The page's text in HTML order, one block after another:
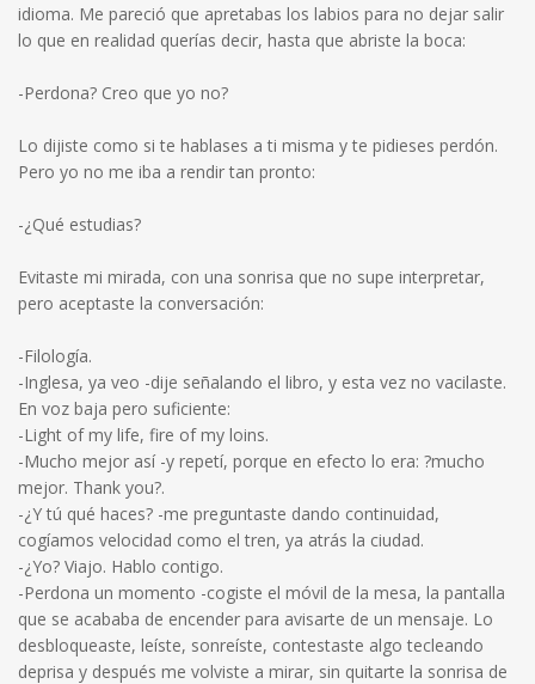
idioma. Me pareció que apretabas los labios para no dejar salir
lo que en realidad querías decir, hasta que abriste la boca:
-Perdona? Creo que yo no?
Lo dijiste como si te hablases a ti misma y te pidieses perdón.
Pero yo no me iba a rendir tan pronto:
-¿Qué estudias?
Evitaste mi mirada, con una sonrisa que no supe interpretar,
pero aceptaste la conversación:
-Filología.
-Inglesa, ya veo -dije señalando el libro, y esta vez no vacilaste.
En voz baja pero suficiente:
-Light of my life, fire of my loins.
-Mucho mejor así -y repetí, porque en efecto lo era: ?mucho
mejor. Thank you?.
-¿Y tú qué haces? -me preguntaste dando continuidad,
cogíamos velocidad como el tren, ya atrás la ciudad.
-¿Yo? Viajo. Hablo contigo.
-Perdona un momento -cogiste el móvil de la mesa, la pantalla
que se acababa de encender para avisarte de un mensaje. Lo
desbloqueaste, leíste, sonreíste, contestaste algo tecleando
deprisa y después me volviste a mirar, sin quitarte la sonrisa de